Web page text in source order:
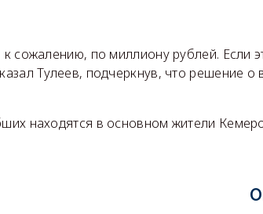
сожалению, по миллиону рублей. Если
Тулеев, подчеркнув, что решение о
находятся в основном жители